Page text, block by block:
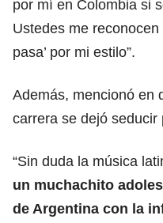
por mí en Colombia si
Ustedes me
pasa’ por mi estilo”.
Además, mencionó en
carrera se dejó
“Sin duda la música
un muchachito
de Argentina con la